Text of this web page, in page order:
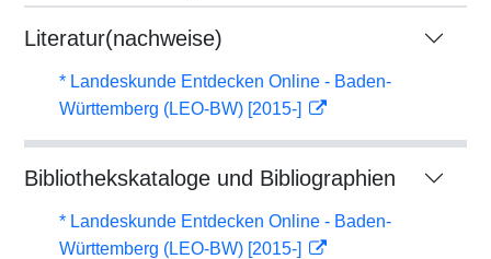
Literatur(nachweise)
* Landeskunde Entdecken Online - Baden-
Württemberg (LEO-BW) [2015-]
Bibliothekskataloge und Bibliographien
* Landeskunde Entdecken Online - Baden-
Württemberg (LEO-BW) [2015-]